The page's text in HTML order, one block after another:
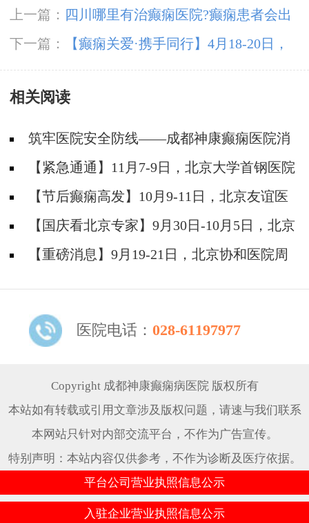
上一篇：
四川哪里有治癫痫医院?癫痫患者会出
现哪些常见的心理疾病?
下一篇：
【癫痫关爱·携手同行】4月18-20日，
北京知名专家联合多学科会诊，开启康复新篇章
相关阅读
筑牢医院安全防线——成都神康癫痫医院消
防安全培训纪实
【紧急通通】11月7-9日，北京大学首钢医院
神经内科胡颖教授亲临成都会诊，破解癫痫疑难
【节后癫痫高发】10月9-11日，北京友谊医
院陈葵博士免费会诊+治疗援助，破解癫痫难
题！
【国庆看北京专家】9月30日-10月5日，北京
天坛&首钢医院两大专家蓉城亲诊+癫痫大额救
【重磅消息】9月19-21日，北京协和医院周
线！
医院电话： 028-61197977
Copyright 成都神康癫痫病医院 版权所有
本站如有转载或引用文章涉及版权问题，请速与我们联系
本网站只针对内部交流平台，不作为广告宣传。
特别声明：本站内容仅供参考，不作为诊断及医疗依据。
平台公司营业执照信息公示
入驻企业营业执照信息公示